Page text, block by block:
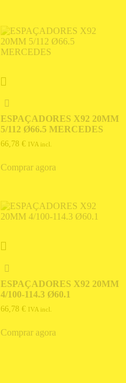
ESPAÇADORES X92 20MM
5/112 Ø66.5 MERCEDES
66,78 € IVA incl.
Comprar agora
ESPAÇADORES X92 20MM
4/100-114.3 Ø60.1
66,78 € IVA incl.
Comprar agora